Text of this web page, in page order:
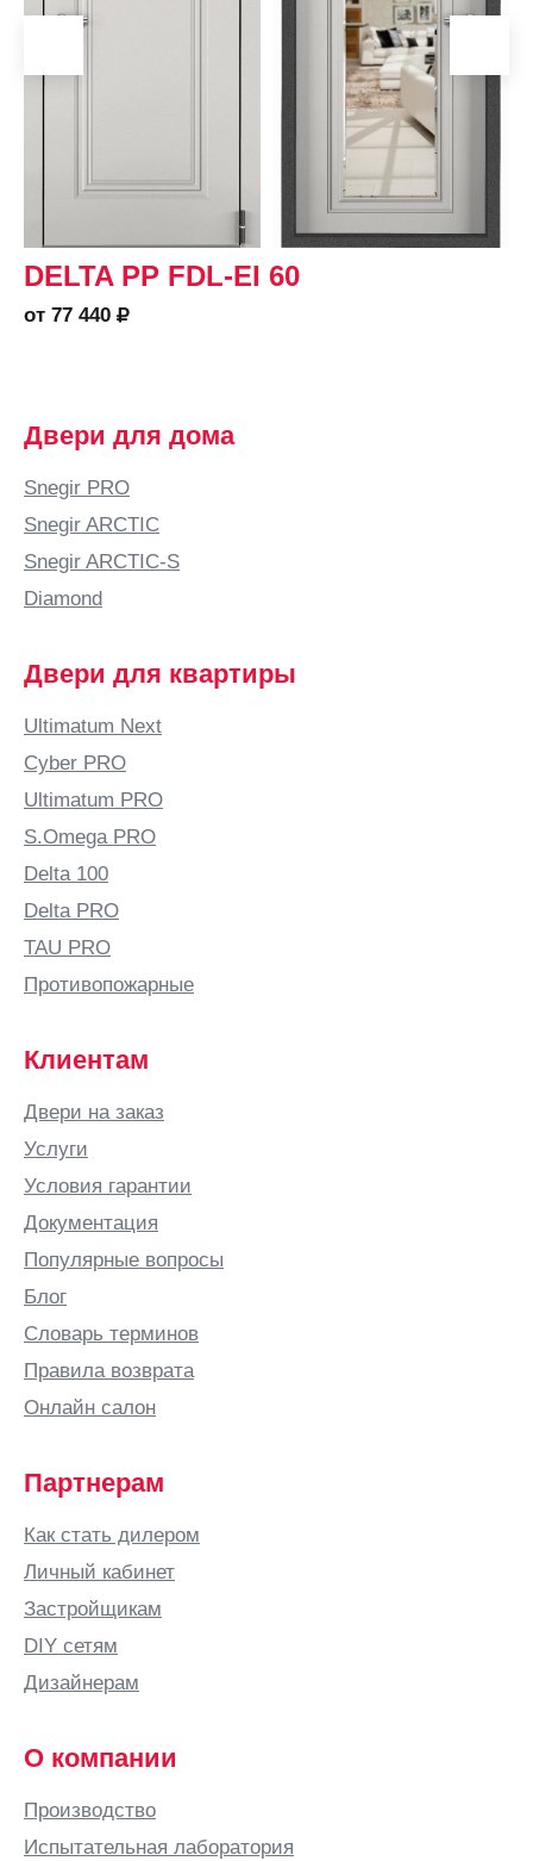
DELTA PP FDL-EI 60
от 77 440
Двери для дома
Snegir PRO
Snegir ARCTIC
Snegir ARCTIC-S
Diamond
Двери для квартиры
Ultimatum Next
Cyber PRO
Ultimatum PRO
S.Omega PRO
Delta 100
Delta PRO
TAU PRO
Противопожарные
Клиентам
Двери на заказ
Услуги
Условия гарантии
Документация
Популярные вопросы
Блог
Словарь терминов
Правила возврата
Онлайн салон
Партнерам
Как стать дилером
Личный кабинет
Застройщикам
DIY сетям
Дизайнерам
О компании
Производство
Испытательная лаборатория